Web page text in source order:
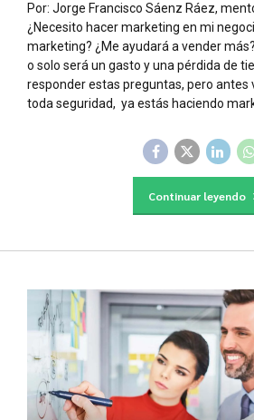
Por: Jorge Francisco Sáenz Ráez,
¿Necesito hacer marketing en mi
marketing? ¿Me ayudará a vender
o solo será un gasto y una pérdida de
responder estas preguntas, pero antes
toda seguridad, ya estás haciendo
Continuar leyendo